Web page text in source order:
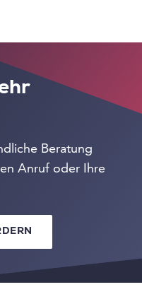
Beratung
Anruf oder Ihre